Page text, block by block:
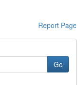
Report Page
Go